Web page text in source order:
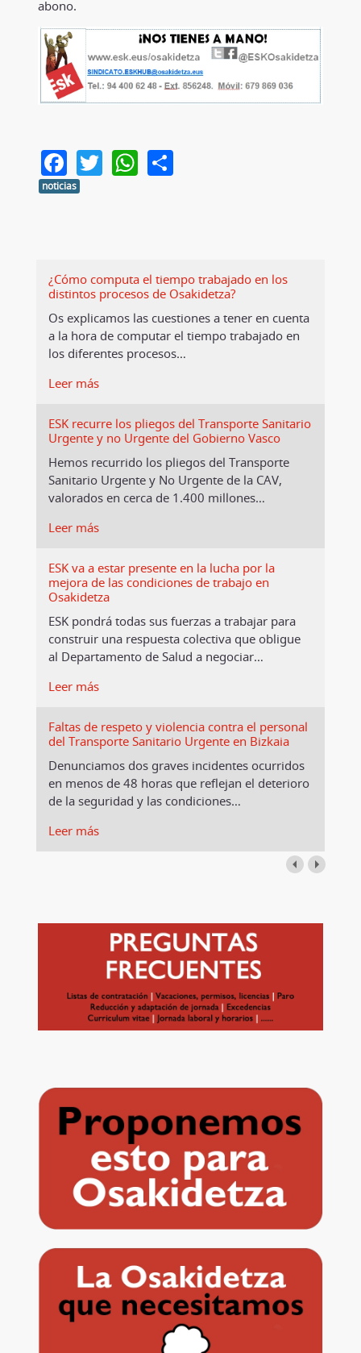
abono.
Facebook
TwitterWhatsApp
Share
noticias
¿Cómo computa el tiempo trabajado en los
distintos procesos de Osakidetza?
Os explicamos las cuestiones a tener en cuenta
a la hora de computar el tiempo trabajado en
los diferentes procesos…
Leer más
ESK recurre los pliegos del Transporte Sanitario
Urgente y no Urgente del Gobierno Vasco
Hemos recurrido los pliegos del Transporte
Sanitario Urgente y No Urgente de la CAV,
valorados en cerca de 1.400 millones…
Leer más
ESK va a estar presente en la lucha por la
mejora de las condiciones de trabajo en
Osakidetza
ESK pondrá todas sus fuerzas a trabajar para
construir una respuesta colectiva que obligue
al Departamento de Salud a negociar…
Leer más
Faltas de respeto y violencia contra el personal
del Transporte Sanitario Urgente en Bizkaia
Denunciamos dos graves incidentes ocurridos
en menos de 48 horas que reflejan el deterioro
de la seguridad y las condiciones…
Leer más